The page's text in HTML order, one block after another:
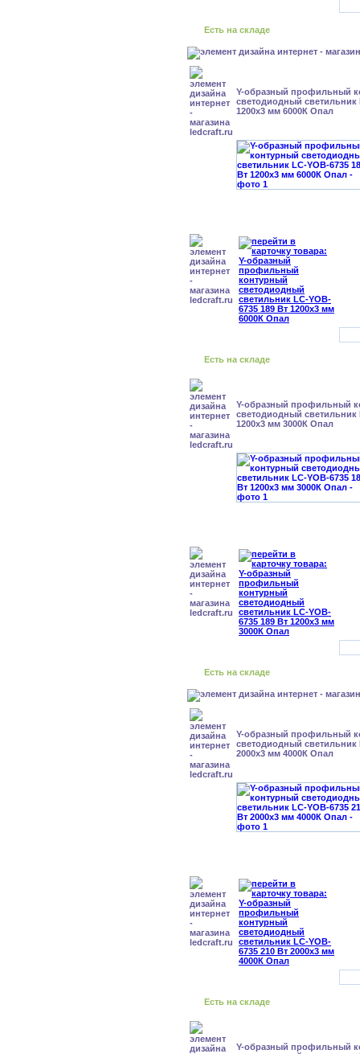
Есть на складе
Y-образный профильный
cветодиодный светильник
1200x3 мм 6000К Опал
Есть на складе
Y-образный профильный
cветодиодный светильник
1200x3 мм 3000К Опал
Есть на складе
Y-образный профильный
cветодиодный светильник
2000x3 мм 4000К Опал
Есть на складе
Y-образный профильный